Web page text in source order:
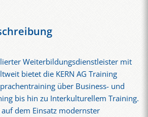
Weiterbildungsdienstleister mit
bietet die KERN AG Training
über Business- und
bis hin zu Interkulturellem Training.
dem Einsatz modernster